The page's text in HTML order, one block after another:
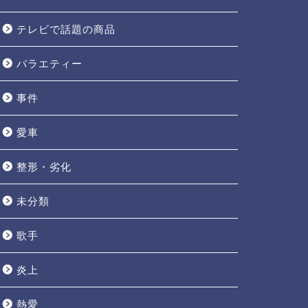
テレビで話題の商品
バラエティー
事件
愛車
整形・劣化
未分類
歌手
炎上
熱愛